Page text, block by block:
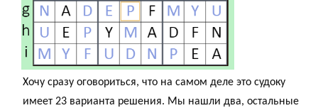
Хочу сразу оговориться, что на самом деле это судоку
имеет 23 варианта решения. Мы нашли два, остальные